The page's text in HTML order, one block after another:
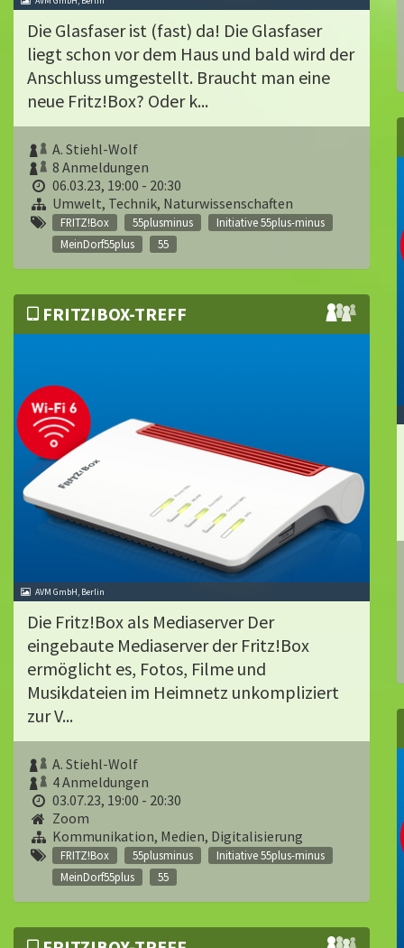
Die Glasfaser ist (fast) da! Die Glasfaser
liegt schon vor dem Haus und bald wird der
Anschluss umgestellt. Braucht man eine
neue Fritz!Box? Oder k...
A. Stiehl-Wolf
8 Anmeldungen
06.03.23, 19:00 - 20:30
Umwelt, Technik, Naturwissenschaften
FRITZ!Box 55plusminus
Initiative 55plus-minus
MeinDorf55plus
55
FRITZ!BOX-TREFF
AVM GmbH, Berlin
Die Fritz!Box als Mediaserver Der
eingebaute Mediaserver der Fritz!Box
ermöglicht es, Fotos, Filme und
Musikdateien im Heimnetz unkompliziert
zur V...
A. Stiehl-Wolf
4 Anmeldungen
03.07.23, 19:00 - 20:30
Zoom
Kommunikation, Medien, Digitalisierung
FRITZ!Box 55plusminus
Initiative 55plus-minus
MeinDorf55plus
55